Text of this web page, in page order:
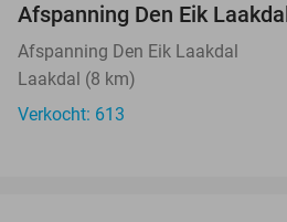
Afspanning Den Eik
Afspanning Den Eik Laakdal
Laakdal (8 km)
Verkocht: 613